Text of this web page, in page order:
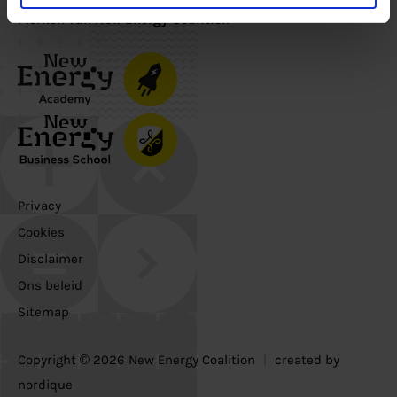
Merken van New Energy Coalition
Copyright © 2026 New Energy Coalition
created by
nordique
Privacy
Cookies
Disclaimer
Ons beleid
Sitemap